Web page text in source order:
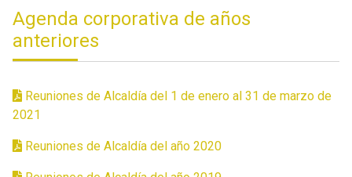
Agenda corporativa de años
anteriores
Reuniones de Alcaldía del 1 de enero al 31 de marzo de
2021
Reuniones de Alcaldía del año 2020